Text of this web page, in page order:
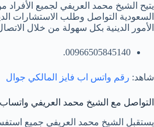
يتيح الشيخ محمد العريفي لجميع الأفراد
السعودية التواصل وطلب الاستشارات
الأمور الدينية بكل سهولة من خلال
00966505845140.
شاهد: رقم واتس اب فايز المالكي جوال
التواصل مع الشيخ محمد العريفي واتساب
يستقبل الشيخ محمد العريفي جميع